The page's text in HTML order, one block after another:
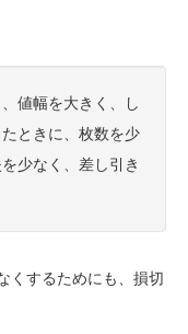
値幅を大きく、し
ときに、枚数を少
少なく、差し引き
くするためにも、損切